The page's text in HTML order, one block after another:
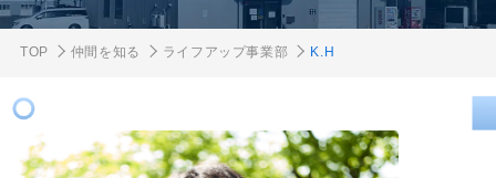
TOP 仲間を知る ライフアップ事業部 K.H